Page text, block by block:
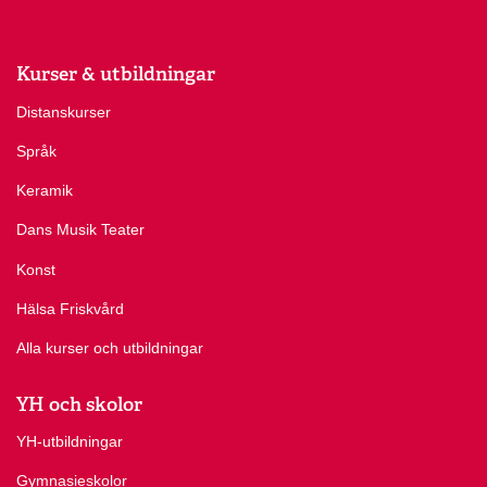
Kurser & utbildningar
Distanskurser
Språk
Keramik
Dans Musik Teater
Konst
Hälsa Friskvård
Alla kurser och utbildningar
YH och skolor
YH-utbildningar
Gymnasieskolor